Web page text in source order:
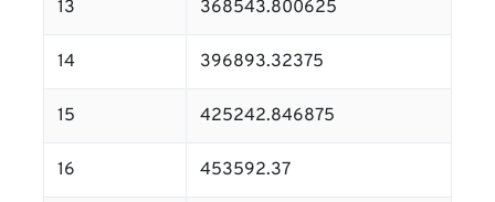
13 368543.800625
14 396893.32375
15 425242.846875
16 453592.37